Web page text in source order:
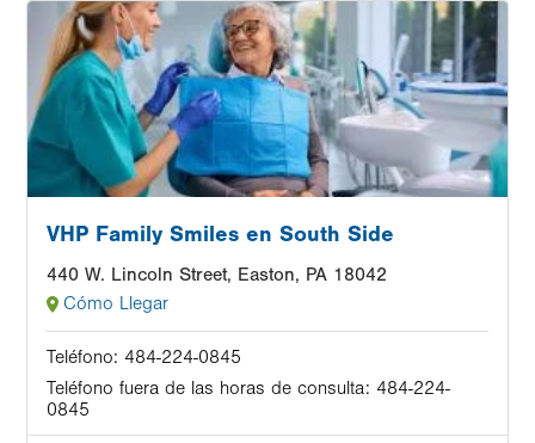
Image
VHP Family Smiles en South Side
440 W. Lincoln Street, Easton, PA 18042
Cómo Llegar
Teléfono: 484-224-0845
Teléfono fuera de las horas de consulta: 484-224-
0845